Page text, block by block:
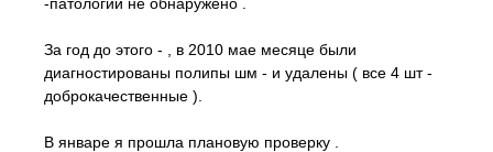
За год до этого - , в 2010 мае месяце были
диагностированы полипы шм - и удалены ( все 4 шт -
доброкачественные ).
В январе я прошла плановую проверку .